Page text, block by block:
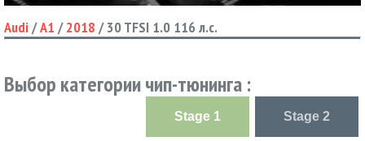
Audi/A1 /2018 /30 TFSI 1.0 116 л.с.
Выбор категории чип-тюнинга :
Stage 1 Stage 2